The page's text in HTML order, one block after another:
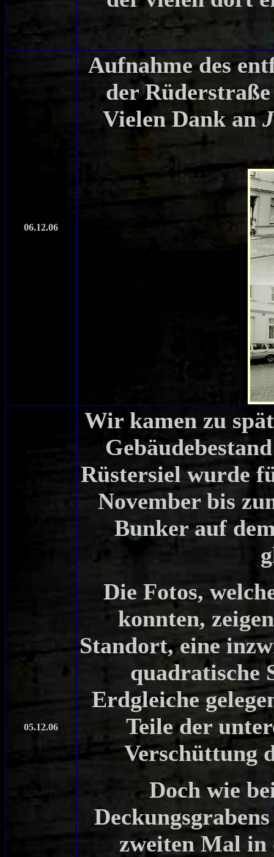
06.12.06
Aufnahme des
der
Vielen Dank an
05.12.06
Wir kamen zu
Rüstersiel wurde
November bis
Bunker auf
Die Fotos,
konnten,
Standort, eine
quadratische
Erdgleiche
Teile der
Verschüttung
Doch wie
zweiten Mal in